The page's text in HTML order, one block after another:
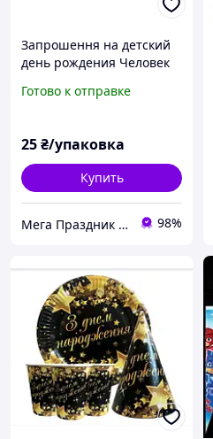
Запрошення на детский
день рождения Человек
Готово к отправке
25₴/упаковка
Купить
Мега Праздник – магазин аксессуаров для праздника и все для оформления воздушными шарами ОПТ. 98%